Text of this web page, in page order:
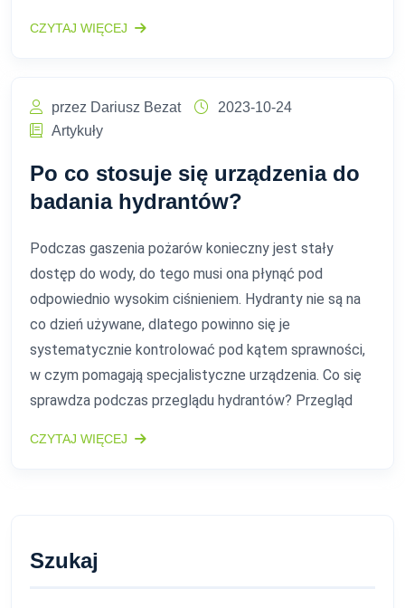
CZYTAJ WIĘCEJ
przez Dariusz Bezat
2023-10-24
Artykuły
Po co stosuje się urządzenia do
badania hydrantów?
Podczas gaszenia pożarów konieczny jest stały
dostęp do wody, do tego musi ona płynąć pod
odpowiednio wysokim ciśnieniem. Hydranty nie są na
co dzień używane, dlatego powinno się je
systematycznie kontrolować pod kątem sprawności,
w czym pomagają specjalistyczne urządzenia. Co się
sprawdza podczas przeglądu hydrantów? Przegląd
CZYTAJ WIĘCEJ
Szukaj